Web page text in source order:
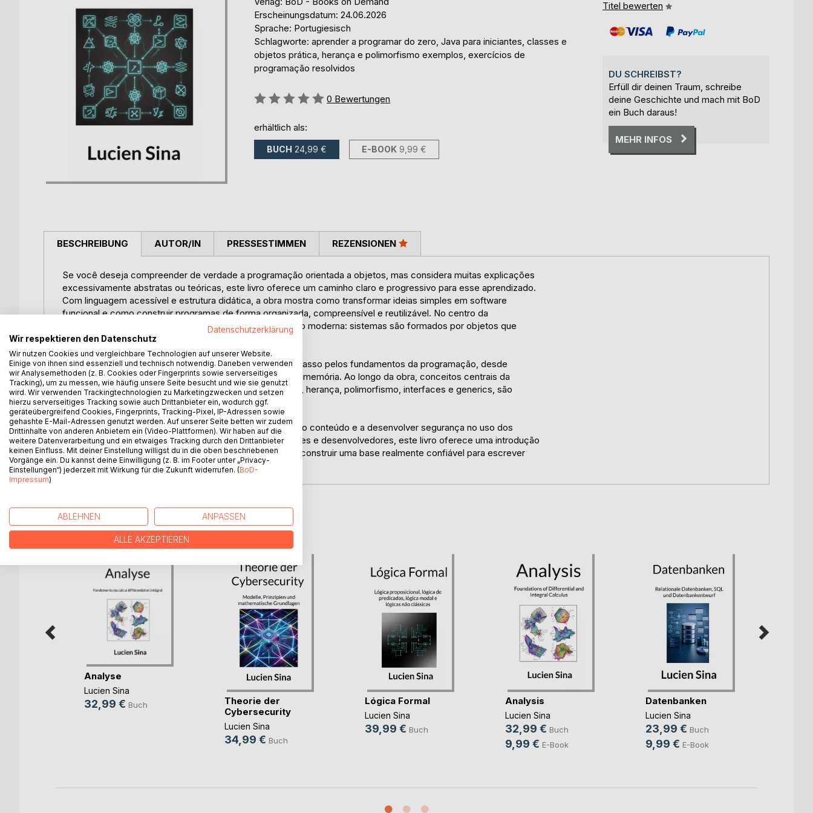
Erscheinungsdatum: 24.06.2026
Sprache: Portugiesisch
Schlagworte: aprender a programar do zero, Java para iniciantes, classes e
objetos prática, herança e polimorfismo exemplos, exercícios de
programação resolvidos
Bewertung::
0 Bewertungen
erhältlich als:
BUCH 24,99 € E-BOOK 9,99 €
Titel bewerten
DU SCHREIBST?
Erfüll dir deinen Traum, schreibe
deine Geschichte und mach mit BoD
ein Buch daraus!
MEHR INFOS
BESCHREIBUNG
Se você deseja compreender de verdade a programação orientada a objetos, mas considera muitas explicações
excessivamente abstratas ou teóricas, este livro oferece um caminho claro e progressivo para esse aprendizado.
Com linguagem acessível e estrutura didática, a obra mostra como transformar ideias simples em software
funcional e como construir programas de forma organizada, compreensível e reutilizável. No centro da
apresentação está um princípio essencial da programação moderna: sistemas são formados por objetos que
interagem entre si e colaboram na solução de problemas.
Usando Java como base, o livro conduz o leitor passo a passo pelos fundamentos da programação, desde
algoritmos e sintaxe até classes, pacotes e estruturas de memória. Ao longo da obra, conceitos centrais da
programação orientada a objetos, como encapsulamento, herança, polimorfismo, interfaces e generics, são
explicados de forma clara e aplicados de maneira prática.
Exercícios com soluções completas ajudam a consolidar o conteúdo e a desenvolver segurança no uso dos
conceitos apresentados. Destinado a iniciantes, estudantes e desenvolvedores, este livro oferece uma introdução
sólida à programação orientada a objetos e ajuda você a construir uma base realmente confiável para escrever
software claro, estruturado e fácil de manter.
AUTOR/IN PRESSESTIMMEN REZENSIONEN
WEITERE TITEL BEIBoD
Analyse
Lucien Sina
32,99 € Buch
Theorie der
Cybersecurity
Lucien Sina
34,99 € Buch
Lógica Formal
Lucien Sina
39,99 € Buch
Analysis
Lucien Sina
32,99 € Buch
9,99 € E-Book
Datenbanken
Lucien Sina
23,99 € Buch
9,99 € E-Book
Datenschutzerklärung
Wir respektieren den Datenschutz
Wir nutzen Cookies und vergleichbare Technologien auf unserer Website.
Einige von ihnen sind essenziell und technisch notwendig. Daneben verwenden
wir Analysemethoden (z. B. Cookies oder Fingerprints sowie serverseitiges
Tracking), um zu messen, wie häufig unsere Seite besucht und wie sie genutzt
wird. Wir verwenden Trackingtechnologien zu Marketingzwecken und setzen
hierzu serverseitiges Tracking sowie auch Drittanbieter ein, wodurch ggf.
geräteübergreifend Cookies, Fingerprints, Tracking-Pixel, IP-Adressen sowie
gehashte E-Mail-Adressen genutzt werden. Auf unserer Seite betten wir zudem
Drittinhalte von anderen Anbietern ein (Video-Plattformen). Wir haben auf die
weitere Datenverarbeitung und ein etwaiges Tracking durch den Drittanbieter
keinen Einfluss. Mit deiner Einstellung willigst du in die oben beschriebenen
Vorgänge ein. Du kannst deine Einwilligung (z. B. im Footer unter „Privacy-
Einstellungen“) jederzeit mit Wirkung für die Zukunft widerrufen. (BoD-
Impressum)
ABLEHNEN ANPASSEN
ALLE AKZEPTIEREN